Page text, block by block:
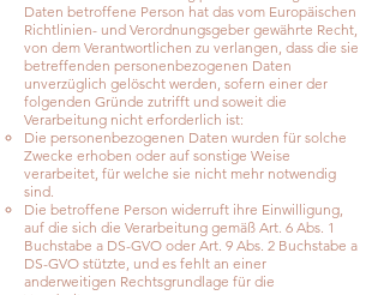
Daten betroffene Person hat das vom Europäischen
Richtlinien- und Verordnungsgeber gewährte Recht,
von dem Verantwortlichen zu verlangen, dass die sie
betreffenden personenbezogenen Daten
unverzüglich gelöscht werden, sofern einer der
folgenden Gründe zutrifft und soweit die
Verarbeitung nicht erforderlich ist:
Die personenbezogenen Daten wurden für solche
Zwecke erhoben oder auf sonstige Weise
verarbeitet, für welche sie nicht mehr notwendig
sind.
Die betroffene Person widerruft ihre Einwilligung,
auf die sich die Verarbeitung gemäß Art. 6 Abs. 1
Buchstabe a DS-GVO oder Art. 9 Abs. 2 Buchstabe a
DS-GVO stützte, und es fehlt an einer
anderweitigen Rechtsgrundlage für die